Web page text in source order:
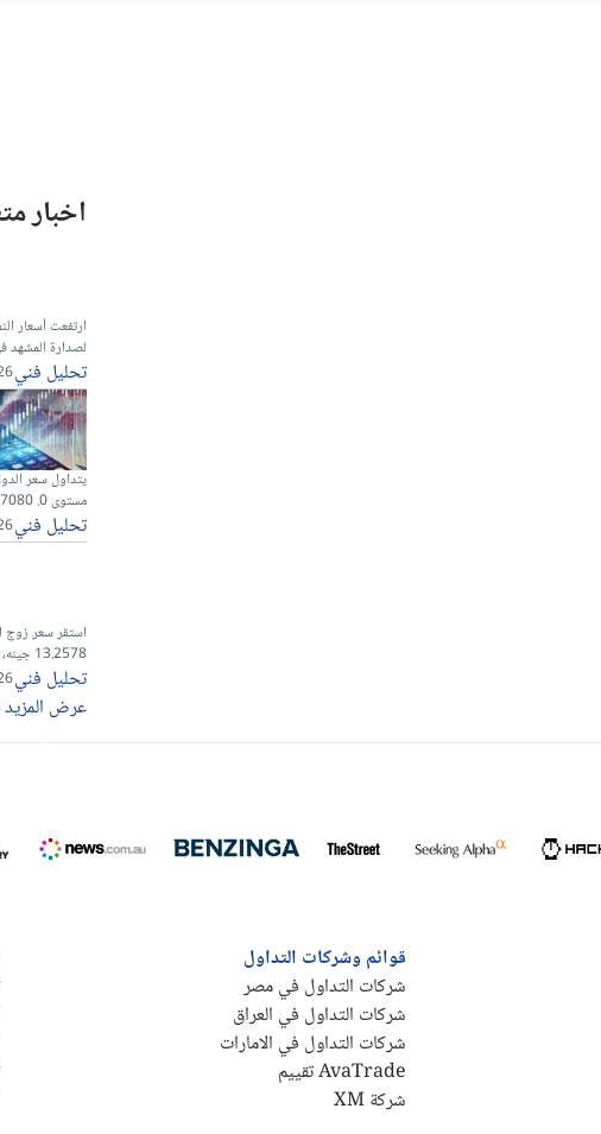
اخبار
لصدارة المشهد
تحليل فني
مستوى 0. 7080 وفقًا للرسم البياني.
تحليل فني
13.2578 جينه، مسجلًا بذلك تراجع طفيف بنحو 0.02%، اذ اتسمت جلسة التداول
تحليل فني
عرض المزيد
قوائم وشركات التداول
شركات التداول في مصر
شركات التداول في العراق
شركات التداول في الامارات
AvaTrade تقييم
شركة XM